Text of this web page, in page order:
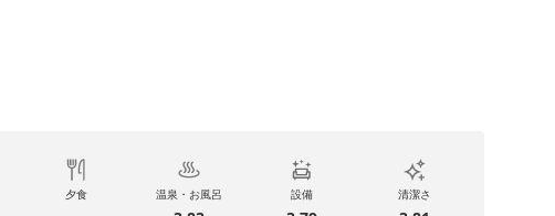
夕食 温泉・お風呂 設備 清潔さ